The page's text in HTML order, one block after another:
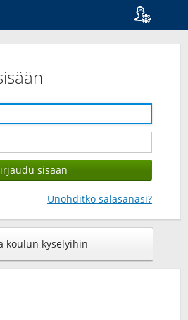
Unohditko salasanasi?
koulun kyselyihin